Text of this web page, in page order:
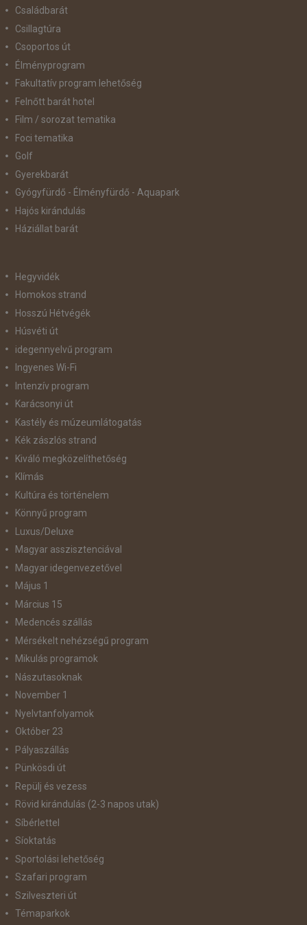
Családbarát
Csillagtúra
Csoportos út
Élményprogram
Fakultatív program lehetőség
Felnőtt barát hotel
Film / sorozat tematika
Foci tematika
Golf
Gyerekbarát
Gyógyfürdő - Élményfürdő - Aquapark
Hajós kirándulás
Háziállat barát
Hegyvidék
Homokos strand
Hosszú Hétvégék
Húsvéti út
idegennyelvű program
Ingyenes Wi-Fi
Intenzív program
Karácsonyi út
Kastély és múzeumlátogatás
Kék zászlós strand
Kiváló megközelíthetőség
Klímás
Kultúra és történelem
Könnyű program
Luxus/Deluxe
Magyar asszisztenciával
Magyar idegenvezetővel
Május 1
Március 15
Medencés szállás
Mérsékelt nehézségű program
Mikulás programok
Nászutasoknak
November 1
Nyelvtanfolyamok
Október 23
Pályaszállás
Pünkösdi út
Repülj és vezess
Rövid kirándulás (2-3 napos utak)
Síbérlettel
Síoktatás
Sportolási lehetőség
Szafari program
Szilveszteri út
Témaparkok